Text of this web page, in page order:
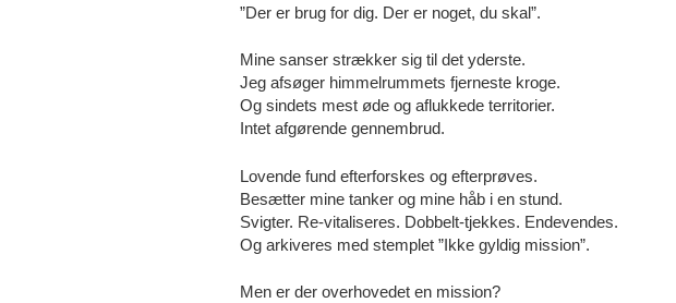
”Der er brug for dig. Der er noget, du skal”.
Mine sanser strækker sig til det yderste.
Jeg afsøger himmelrummets fjerneste kroge.
Og sindets mest øde og aflukkede territorier.
Intet afgørende gennembrud.
Lovende fund efterforskes og efterprøves.
Besætter mine tanker og mine håb i en stund.
Svigter. Re-vitaliseres. Dobbelt-tjekkes. Endevendes.
Og arkiveres med stemplet ”Ikke gyldig mission”.
Men er der overhovedet en mission?